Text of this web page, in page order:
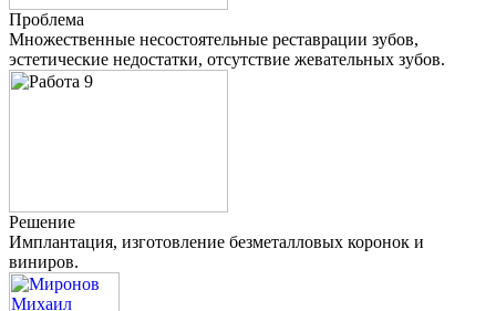
Проблема
Множественные несостоятельные реставрации зубов,
эстетические недостатки, отсутствие жевательных зубов.
Решение
Имплантация, изготовление безметалловых коронок и
виниров.